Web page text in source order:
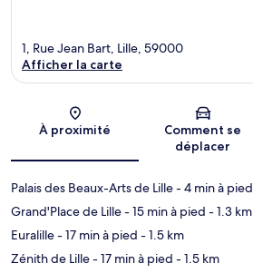
Carte
1, Rue Jean Bart, Lille, 59000
Afficher la carte
À proximité
Comment se
déplacer
Palais des Beaux-Arts de Lille- 4 min à pied
Grand'Place de Lille- 15 min à pied - 1.3 km
Euralille- 17 min à pied - 1.5 km
Zénith de Lille- 17 min à pied - 1.5 km